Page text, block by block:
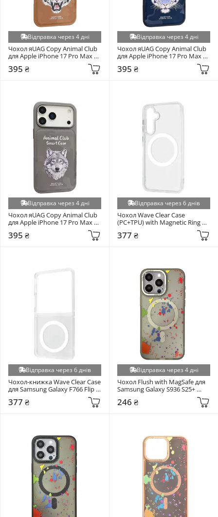
Відправка через 4 дні
Чохол яUAG Copy Animal Club
для Apple iPhone 17 Pro Max
395 ₴
Відправка через 4 дні
Чохол яUAG Copy Animal Club
для Apple iPhone 17 Pro Max
395 ₴
Відправка через 4 дні
Чохол яUAG Copy Animal Club
для Apple iPhone 17 Pro Max
395 ₴
Відправка через 6 днів
Чохол Wave Clear Case
(PC+TPU) with Magnetic Ring
для Samsung Galaxy A376 A37
Transparent (6913840572)
377 ₴
Відправка через 6 днів
Чохол-книжка Wave Clear Case
для Samsung Galaxy F766 Flip 7
377 ₴
Відправка через 4 дні
Чохол Flush with MagSafe для
Samsung Galaxy S936 S25+
Titanium Gray (6983721504)
246 ₴